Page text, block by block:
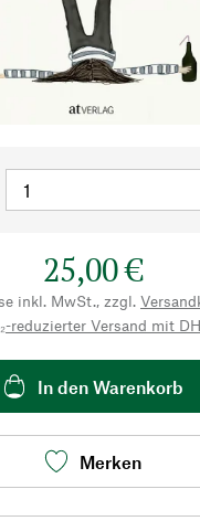
25,00 €
inkl. MwSt., zzgl.
reduzierter Versand mit
In den Warenkorb
Merken